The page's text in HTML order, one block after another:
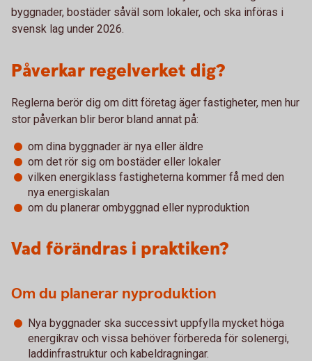
byggnader, bostäder såväl som lokaler, och ska införas i
svensk lag under 2026.
Påverkar regelverket dig?
Reglerna berör dig om ditt företag äger fastigheter, men hur
stor påverkan blir beror bland annat på:
om dina byggnader är nya eller äldre
om det rör sig om bostäder eller lokaler
vilken energiklass fastigheterna kommer få med den
nya energiskalan
om du planerar ombyggnad eller nyproduktion
Vad förändras i praktiken?
Om du planerar nyproduktion
Nya byggnader ska successivt uppfylla mycket höga
energikrav och vissa behöver förbereda för solenergi,
laddinfrastruktur och kabeldragningar.